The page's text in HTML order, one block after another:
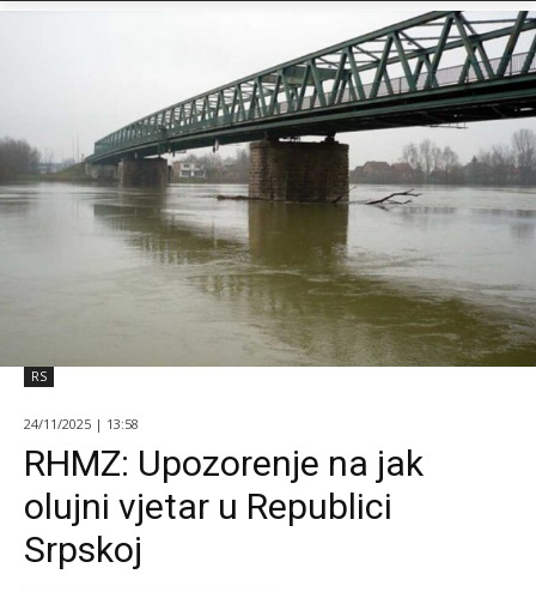
RS
24/11/2025 | 13:58
RHMZ: Upozorenje na jak
olujni vjetar u Republici
Srpskoj